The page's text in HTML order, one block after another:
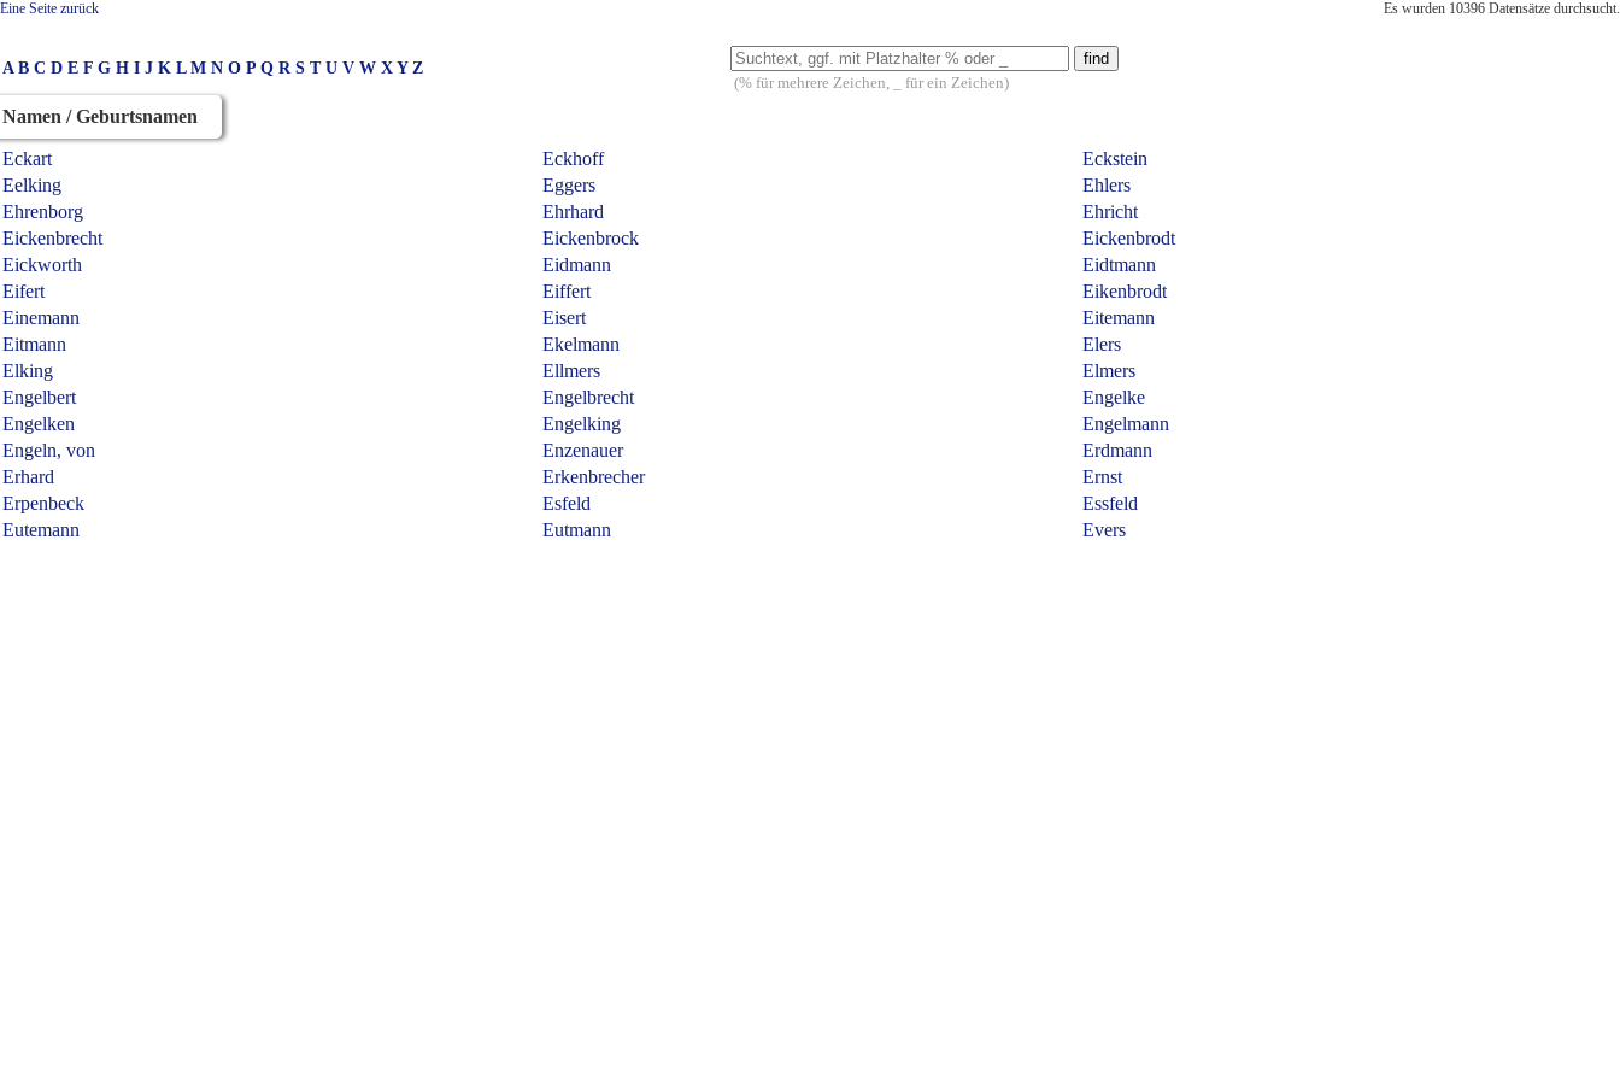
Eine Seite zurück Es wurden 10396 Datensätze durchsucht.
A B C D E F G H I J K L M N O P Q R S T U V W X Y Z
(% für mehrere Zeichen, _ für ein Zeichen)
Namen / Geburtsnamen
Eckart Eckhoff
Eckstein
Eelking
Eggers
Ehlers
Ehrenborg
Ehrhard
Ehricht
Eickenbrecht
Eickenbrock
Eickenbrodt
Eickworth
Eidmann
Eidtmann
Eifert
Eiffert
Eikenbrodt
Einemann
Eisert
Eitemann
Eitmann
Ekelmann
Elers
Elking
Ellmers
Elmers
Engelbert
Engelbrecht
Engelke
Engelken
Engelking
Engelmann
Engeln, von
Enzenauer
Erdmann
Erhard
Erkenbrecher
Ernst
Erpenbeck
Esfeld
Essfeld
Eutemann
Eutmann Evers